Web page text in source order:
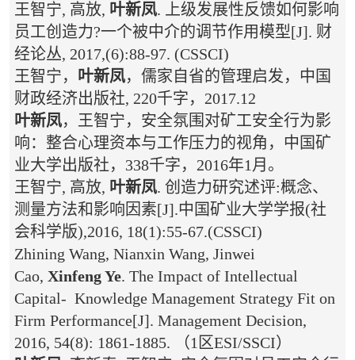
王智宁, 高放, 叶新凤. 上级发展性反馈如何影响
员工创造力?一个被中介的调节作用模型[J]. 财
经论丛, 2017,(6):88-97. (CSSCI)
王智宁， 叶新凤，儒家自省的管理启发，中国
财政经济出版社, 220千字，2017.12
叶新凤，王智宁，安全氛围对矿工安全行为影
响：整合心理资本与工作压力的视角，中国矿
业大学出版社，338千字，2016年1月。
王智宁, 高放, 叶新凤. 创造力研究述评:概念、
测量方法和影响因素[J].中国矿业大学学报(社
会科学版),2016, 18(1):55-67.(CSSCI)
Zhining Wang, Nianxin Wang, Jinwei
Cao, Xinfeng Ye. The Impact of Intellectual
Capital- Knowledge Management Strategy Fit on
Firm Performance[J]. Management Decision,
2016, 54(8): 1861-1885. （1区ESI/SSCI）